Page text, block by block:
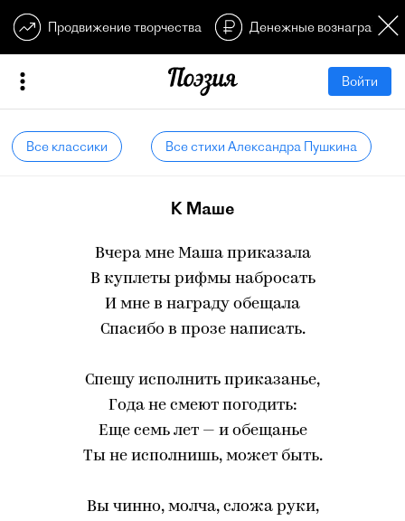
Продвижение творчества Денежные
Войти
Все классики Все стихи Александра Пушкина
К Маше
Вчера мне Маша приказала
В куплеты рифмы набросать
И мне в награду обещала
Спасибо в прозе написать.
Спешу исполнить приказанье,
Года не смеют погодить:
Еще семь лет — и обещанье
Ты не исполнишь, может быть.
Вы чинно, молча, сложа руки,